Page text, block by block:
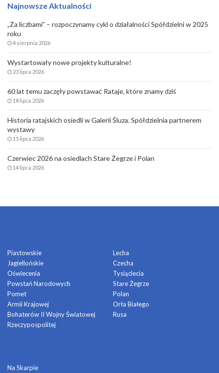
Najnowsze Aktualności
„Za liczbami” – rozpoczynamy cykl o działalności Spółdzielni w 2025
roku
4 sierpnia 2026
Wystartowały nowe projekty kulturalne!
23 lipca 2026
60 lat temu zaczęły powstawać Rataje, które znamy dziś
18 lipca 2026
Historia ratajskich osiedli w Galerii Śluza. Spółdzielnia partnerem
wystawy
15 lipca 2026
Czerwiec 2026 na osiedlach Stare Żegrze i Polan
14 lipca 2026
Piastowskie
Jagiellońskie
Oświecenia
Powstań Narodowych
Pomet
Armii Krajowej
Bohaterów II Wojny Światowej
Rzeczypospolitej
Lecha
Czecha
Tysiąclecia
Stare Żegrze
Polan
Orła Białego
Rusa
Na Skarpie